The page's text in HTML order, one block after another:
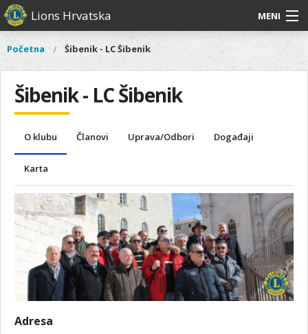
Skoči
na
sadržaj
Lions Hrvatska MENI
O nama
Naši projekti
Aktivnosti
Glavni
O
nama
Distrikt
126
Aktivnosti
Vi
ste
ovdje
Početna Šibenik - LC Šibenik
Šibenik - LC Šibenik
O klubu Članovi Uprava/Odbori Događaji
Karta
Adresa